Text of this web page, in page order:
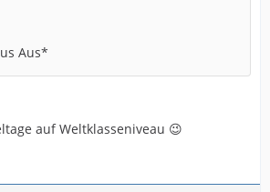
Aus*
auf Weltklasseniveau 😉